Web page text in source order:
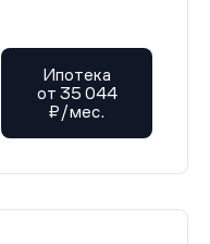
Ипотека
от 35 044
₽/мес.